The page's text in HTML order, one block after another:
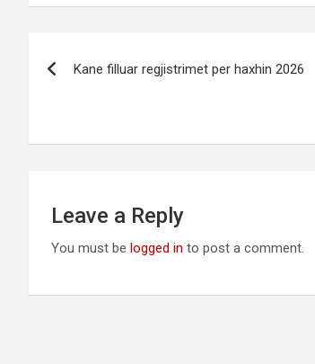
navigation
Kane filluar regjistrimet per haxhin 2026
Leave a Reply
You must be logged in to post a comment.